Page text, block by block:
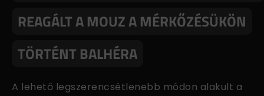
REAGÁLT A MOUZ A MÉRKŐZÉSÜKÖN
TÖRTÉNT BALHÉRA
A lehető legszerencsétlenebb módon alakult a